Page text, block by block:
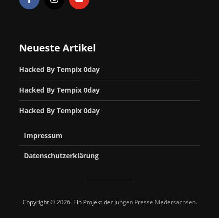
Neueste Artikel
Hacked By Tempix 0day
Hacked By Tempix 0day
Hacked By Tempix 0day
Impressum
Datenschutzerklärung
Copyright © 2026. Ein Projekt der Jungen Presse Niedersachsen.